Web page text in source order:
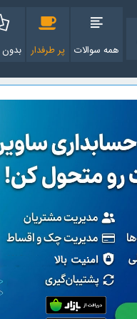
همه سوالات پر طرفدار